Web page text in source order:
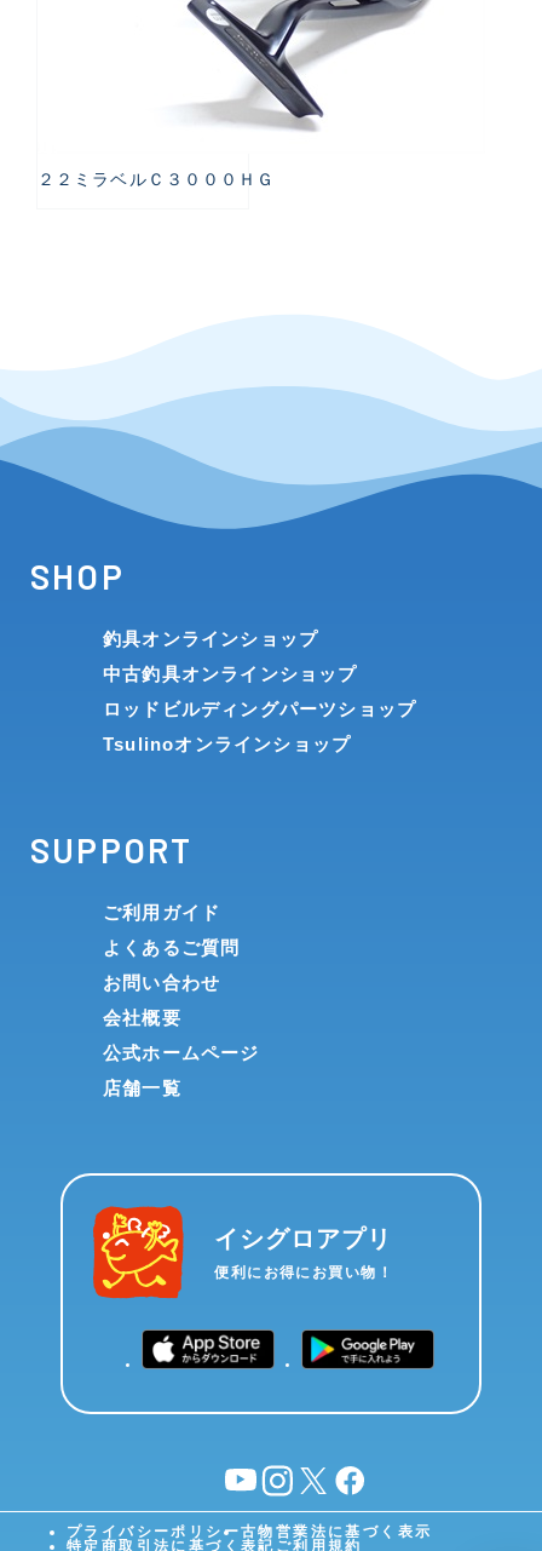
２２ミラベルＣ３０００ＨＧ
SHOP
釣具オンラインショップ
中古釣具オンラインショップ
ロッドビルディングパーツショップ
Tsulinoオンラインショップ
SUPPORT
ご利用ガイド
よくあるご質問
お問い合わせ
会社概要
公式ホームページ
店舗一覧
イシグロアプリ
便利にお得にお買い物！
YouTubeinstagram
X facebook
プライバシーポリシー古物営業法に基づく表示
特定商取引法に基づく表記 ご利用規約